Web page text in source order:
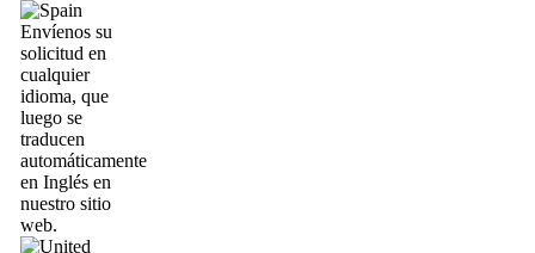
Envíenos su
solicitud en
cualquier
idioma, que
luego se
traducen
automáticamente
en Inglés en
nuestro sitio
web.